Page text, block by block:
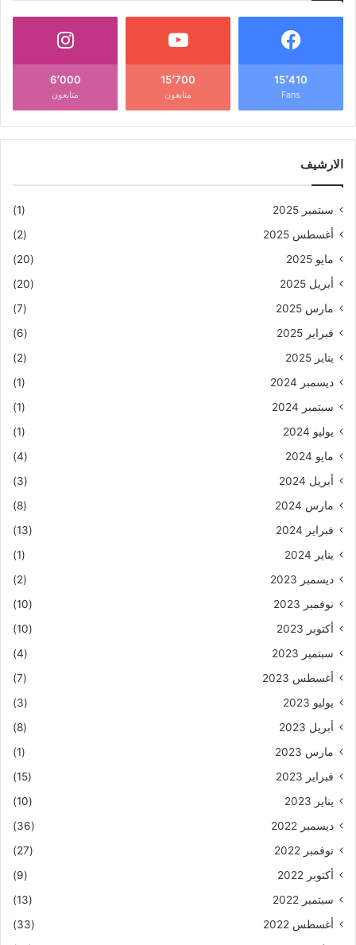
15٬410
Fans
15٬700
متابعون
6٬000
متابعون
الارشيف
سبتمبر 2025
(1)
أغسطس 2025
(2)
مايو 2025
(20)
أبريل 2025
(20)
مارس 2025
(7)
فبراير 2025
(6)
يناير 2025
(2)
ديسمبر 2024
(1)
سبتمبر 2024
(1)
يوليو 2024
(1)
مايو 2024
(4)
أبريل 2024
(3)
مارس 2024
(8)
فبراير 2024
(13)
يناير 2024
(1)
ديسمبر 2023
(2)
نوفمبر 2023
(10)
أكتوبر 2023
(10)
سبتمبر 2023
(4)
أغسطس 2023
(7)
يوليو 2023
(3)
أبريل 2023
(8)
مارس 2023
(1)
فبراير 2023
(15)
يناير 2023
(10)
ديسمبر 2022
(36)
نوفمبر 2022
(27)
أكتوبر 2022
(9)
سبتمبر 2022
(13)
أغسطس 2022
(33)